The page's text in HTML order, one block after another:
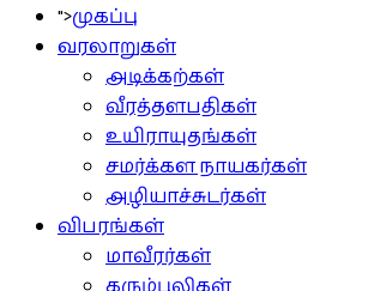
">முகப்பு
வரலாறுகள்
அடிக்கற்கள்
வீரத்தளபதிகள்
உயிராயுதங்கள்
சமர்க்கள நாயகர்கள்
அழியாச்சுடர்கள்
விபரங்கள்
மாவீரர்கள்